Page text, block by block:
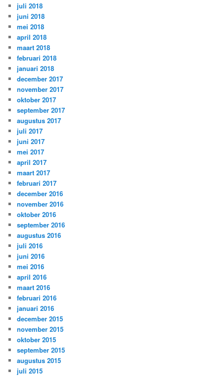
juli 2018
juni 2018
mei 2018
april 2018
maart 2018
februari 2018
januari 2018
december 2017
november 2017
oktober 2017
september 2017
augustus 2017
juli 2017
juni 2017
mei 2017
april 2017
maart 2017
februari 2017
december 2016
november 2016
oktober 2016
september 2016
augustus 2016
juli 2016
juni 2016
mei 2016
april 2016
maart 2016
februari 2016
januari 2016
december 2015
november 2015
oktober 2015
september 2015
augustus 2015
juli 2015